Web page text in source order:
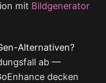
mit Bildgenerator
Alternativen?
ab —
decken